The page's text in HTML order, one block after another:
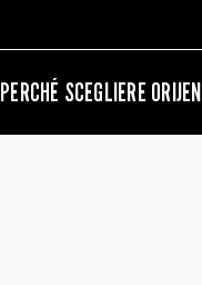
PERCHÉ SCEGLIERE ORIJEN